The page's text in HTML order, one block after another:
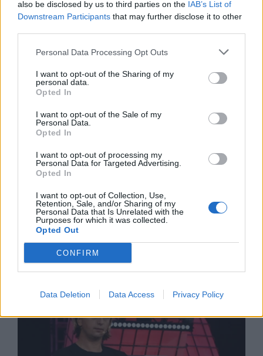
also be disclosed by us to third parties on the IAB’s List of
Downstream Participants that may further disclose it to other
Personal Data Processing Opt Outs
I want to opt-out of the Sharing of my
personal data.
Opted In
I want to opt-out of the Sale of my
Personal Data.
Opted In
I want to opt-out of processing my
Personal Data for Targeted Advertising.
Opted In
I want to opt-out of Collection, Use,
Retention, Sale, and/or Sharing of my
Personal Data that Is Unrelated with the
Purposes for which it was collected.
Opted Out
CONFIRM
Data Deletion Data Access Privacy Policy
Ню Йорк стана 14-ият щат на САЩ, в
който е разрешена евтаназията
06.08.2026 / 16:00
Спадането на Дунав принуди Румъния
да възобнови работата на въглищна
електроцентрала